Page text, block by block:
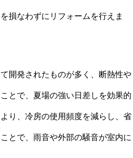
損なわずにリフォームを行えま
開発されたものが多く、断熱性や
とで、夏場の強い日差しを効果的
り、冷房の使用頻度を減らし、省
とで、雨音や外部の騒音が室内に